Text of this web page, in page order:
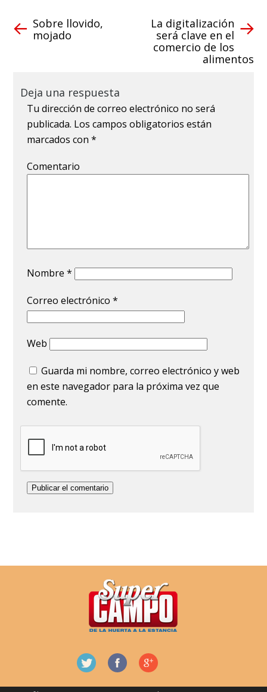
Sobre llovido,
mojado
La digitalización
será clave en el
comercio de los
alimentos
Deja una respuesta
Tu dirección de correo electrónico no será
publicada. Los campos obligatorios están
marcados con*
Comentario
Nombre*
Correo electrónico*
Web
Guarda mi nombre, correo electrónico y web
en este navegador para la próxima vez que
comente.